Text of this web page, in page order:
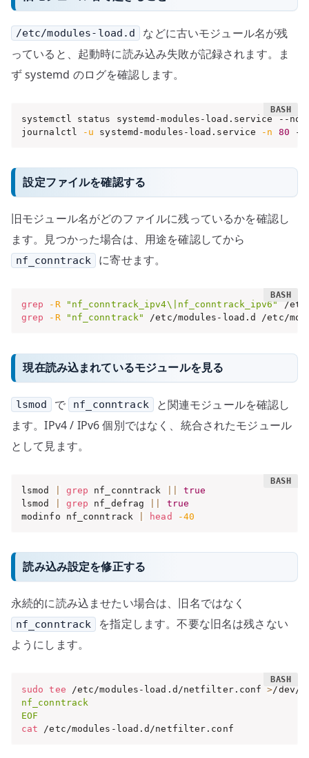
/etc/modules-load.d
などに古いモジュール名が残
っていると、起動時に読み込み失敗が記録されます。ま
ず systemd のログを確認します。
systemctl status systemd-modules-load.service --no-
journalctl
-u systemd-modules-load.service -n 80 --
設定ファイルを確認する
旧モジュール名がどのファイルに残っているかを確認し
ます。見つかった場合は、用途を確認してから
nf_conntrack に寄せます。
grep -R "nf_conntrack_ipv4\|nf_conntrack_ipv6"
/etc/
grep
-R "nf_conntrack" /etc/modules-load.d /etc/
現在読み込まれているモジュールを見る
lsmod で nf_conntrack
と関連モジュールを確認し
ます。IPv4 / IPv6 個別ではなく、統合されたモジュール
として見ます。
lsmod grep nf_conntrack
true
lsmod
grep nf_defrag
true
modinfo nf_conntrack
head -40
読み込み設定を修正する
永続的に読み込ませたい場合は、旧名ではなく
nf_conntrack
を指定します。不要な旧名は残さない
ようにします。
sudo tee /etc/modules-load.d/netfilter.conf >/dev/
nf_conntrack
EOF
cat /etc/modules-load.d/netfilter.conf